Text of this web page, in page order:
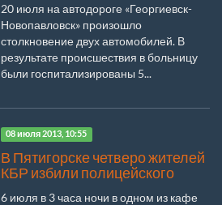
20 июля на автодороге «Георгиевск-
Новопавловск» произошло
столкновение двух автомобилей. В
результате происшествия в больницу
были госпитализированы 5...
08 июля 2013, 10:55
В Пятигорске четверо жителей
КБР избили полицейского
6 июля в 3 часа ночи в одном из кафе